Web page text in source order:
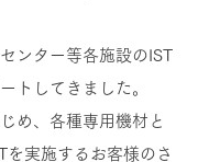
ンター等各施設のIST
トしてきました。
め、各種専用機材と
を実施するお客様のさ